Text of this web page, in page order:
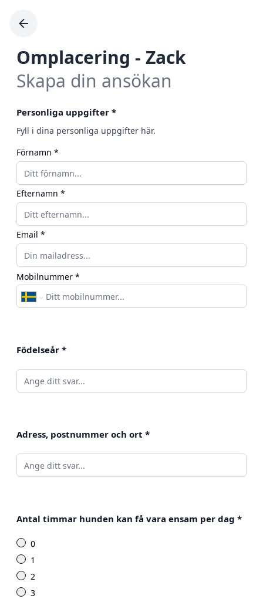
Omplacering - Zack
Skapa din ansökan
Personliga uppgifter *
Fyll i dina personliga uppgifter här.
Förnamn *
Efternamn *
Email *
Mobilnummer *
Födelseår *
Adress, postnummer och ort *
Antal timmar hunden kan få vara ensam per dag *
0
1
2
3